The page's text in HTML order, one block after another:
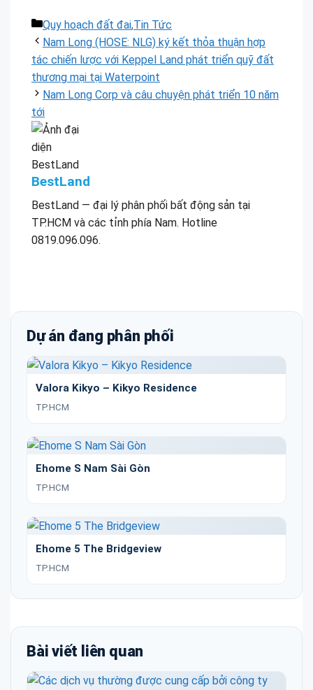
Danh
mục
Quy hoạch đất đai,Tin Tức
Nam Long (HOSE: NLG) ký kết thỏa thuận hợp
tác chiến lược với Keppel Land phát triển quỹ đất
thương mại tại Waterpoint
Nam Long Corp và câu chuyện phát triển 10 năm
tới
BestLand
BestLand — đại lý phân phối bất động sản tại
TP.HCM và các tỉnh phía Nam. Hotline
0819.096.096.
Dự án đang phân phối
Valora Kikyo – Kikyo Residence
TP.HCM
Ehome S Nam Sài Gòn
TP.HCM
Ehome 5 The Bridgeview
TP.HCM
Bài viết liên quan